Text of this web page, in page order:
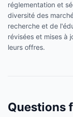
réglementation et
diversité des
recherche et de
révisées et mises à
leurs offres.
Questions